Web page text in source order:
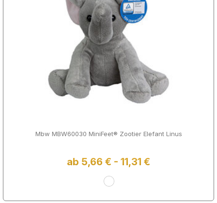
Mbw MBW60030 MiniFeet® Zootier Elefant Linus
ab 5,66 € - 11,31 €